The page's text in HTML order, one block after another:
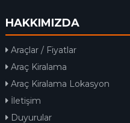
HAKKIMIZDA
Araçlar / Fiyatlar
Araç Kiralama
Araç Kiralama Lokasyon
İletişim
Duyurular